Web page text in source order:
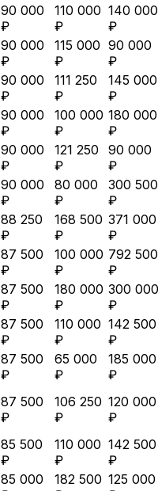
90 000
₽
110 000
₽
140 000
₽
90 000
₽
115 000
₽
90 000
₽
90 000
₽
111 250
₽
145 000
₽
90 000
₽
100 000
₽
180 000
₽
90 000
₽
121 250
₽
90 000
₽
90 000
₽
80 000
₽
300 500
₽
88 250
₽
168 500
₽
371 000
₽
87 500
₽
100 000
₽
792 500
₽
87 500
₽
180 000
₽
300 000
₽
87 500
₽
110 000
₽
142 500
₽
87 500
₽
65 000
₽
185 000
₽
87 500
₽
106 250
₽
120 000
₽
85 500
₽
110 000
₽
142 500
₽
85 000
182 500 125 000